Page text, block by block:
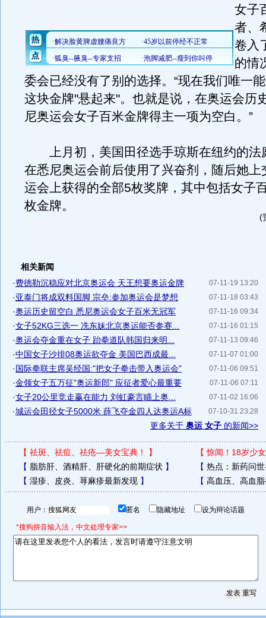
女子
者、
卷入
的情
委会已经没有了别的选择。“现在我们唯一
这块金牌"悬起来"。也就是说，在奥运会历
尼奥运会女子百米金牌得主一项为空白。”
上月初，美国田径选手琼斯在纽约的法
在悉尼奥运会前后使用了兴奋剂，随后她上
运会上获得的全部5枚奖牌，其中包括女子
枚金牌。
(
相关新闻
07-11-19 13:20
·费德勒沉稳应对北京奥运会 天王想要奥运金牌
07-11-18 03:43
·亚泰门将成双料国脚 宗垒:参加奥运会是梦想
07-11-16 09:34
·奥运历史留空白 悉尼奥运会女子百米无冠军
07-11-16 01:15
·女子52KG三选一 冼东妹北京奥运能否参赛...
07-11-13 09:46
·奥运会夺金重在女子 跆拳道队韩国归来明...
07-11-07 01:00
·中国女子沙排08奥运欲夺金 美国巴西成最...
07-11-06 09:51
·国际拳联主席吴经国:"把女子拳击带入奥运会"
07-11-06 07:11
·金领女子五万征"奥运新郎" 应征者爱心最重要
07-11-02 16:06
·女子20公里竞走赢在能力 刘虹豪言瞄上奥...
07-10-31 23:28
·城运会田径女子5000米 薛飞夺金四人达奥运A标
更多关于 奥运 女子 的新闻>>
【 祛斑、祛痘、祛疮—美女宝典！ 】 【惊闻！18岁少
【 脂肪肝、酒精肝、肝硬化的前期症状 】 【 热点：新药问
【 湿疹、皮炎、荨麻疹最新发现】 【 高血压、高血
用户： 匿名 隐藏地址 设为辩论话题
*搜狗拼音输入法，中文处理专家>>